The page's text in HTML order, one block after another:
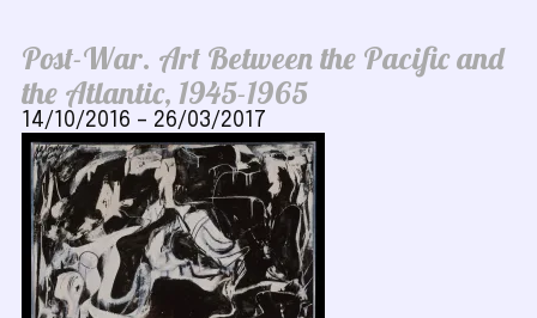
Post-War. Art Between the Pacific and
the Atlantic, 1945-1965
14/10/2016 – 26/03/2017